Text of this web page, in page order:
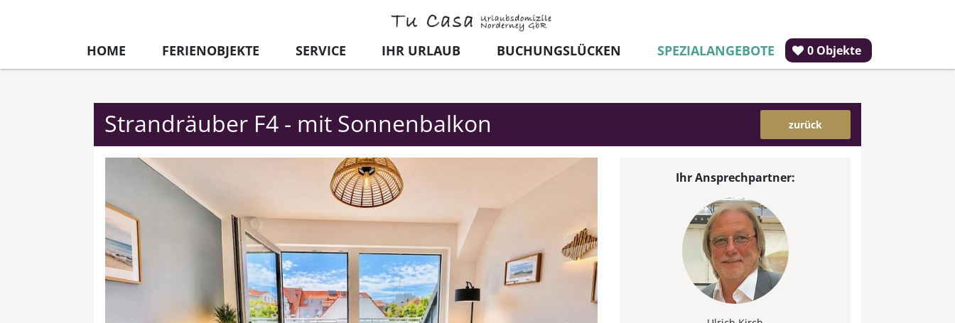
HOME FERIENOBJEKTE SERVICE IHR URLAUB BUCHUNGSLÜCKEN SPEZIALANGEBOTE 0 Objekte
Strandräuber F4 - mit Sonnenbalkon zurück
Ihr Ansprechpartner: